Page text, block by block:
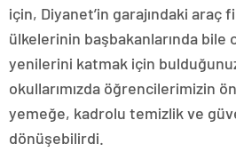
için, Diyanet’in garajındaki araç
ülkelerinin başbakanlarında bile
yenilerini katmak için
okullarımızda öğrencilerimizin
yemeğe, kadrolu temizlik ve
dönüşebilirdi.